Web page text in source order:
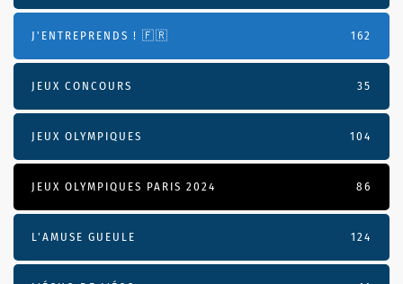
J'ENTREPRENDS ! 🇫🇷 162
JEUX CONCOURS 35
JEUX OLYMPIQUES 104
JEUX OLYMPIQUES PARIS 2024 86
L'AMUSE GUEULE 124